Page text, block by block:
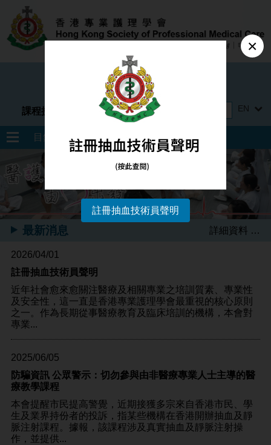
註冊非牟利及慈善機構
課程搜尋 EN
目錄
最新消息 詳細資料 …
2026/04/01
註冊抽血技術員聲明
近年社會愈來愈關注醫療及相關專業之培訓質素、專業性
及安全性，這一直是香港專業護理學會最重視的核心原則
之一。作為長期從事醫療教育及臨床培訓的機構，本會對
專業...
2025/06/05
防騙資訊 公眾警示：切勿參與由非醫療專業人士主導的醫
療教學課程
本會提醒市民提高警覺，近期接獲多宗來自香港市民、學
生及業界持份者的投訴，指某些機構在香港開辦抽血及靜
脈注射課程。據報，該課程涉及真實抽血及靜脈注射操
作，並提供...
×
註冊抽血技術員聲明